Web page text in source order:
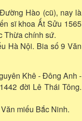
Hào (cũ), nay là
sĩ khoa Ất Sửu 1565
Thừa chính sứ.
Hà Nội. Bia số 9 Văn
Khê - Đông Anh -
đời Lê Thái Tông.
miếu Bắc Ninh.